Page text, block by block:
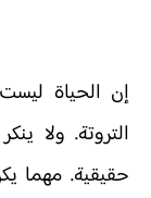
إن الحياة
التروتة. ولا
حقيقية. مهما